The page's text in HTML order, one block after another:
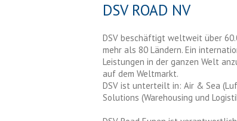
DSV ROAD NV
DSV beschäftigt weltweit über
mehr als 80 Ländern. Ein
Leistungen in der ganzen Welt
auf dem Weltmarkt.
DSV ist unterteilt in: Air & Sea
Solutions (Warehousing und